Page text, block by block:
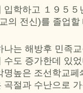
입학하고 １９５
의 전신)를 졸업
나는 해방후 민족
수도 증가한데 있
명높은 조선학교
곡절과 수난으로